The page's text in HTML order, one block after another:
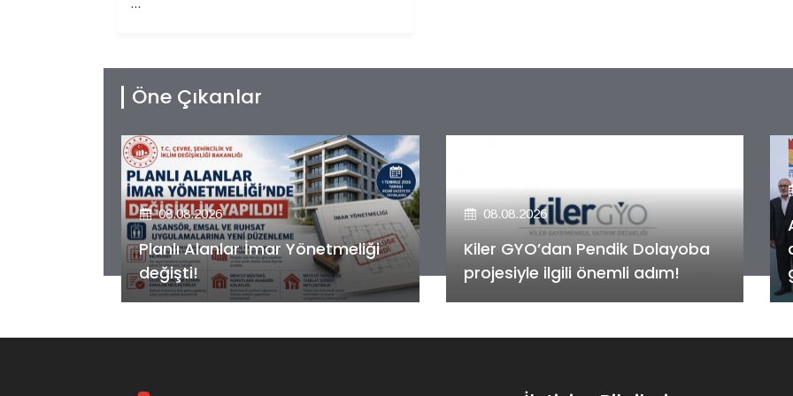
Öne Çıkanlar
08.08.2026
Kiler GYO’dan Pendik Dolayoba
projesiyle ilgili önemli adım!
08.08.2026
Alya Merkezefendi Konutları'nın
anahtar teslim töreni
gerçekleştirildi!